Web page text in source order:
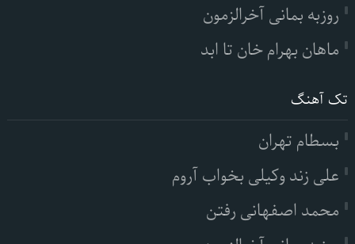
روزبه بمانی آخرالزمون
ماهان بهرام خان تا ابد
تک آهنگ
بسطام تهران
علی زند وکیلی بخواب آروم
محمد اصفهانی رفتن